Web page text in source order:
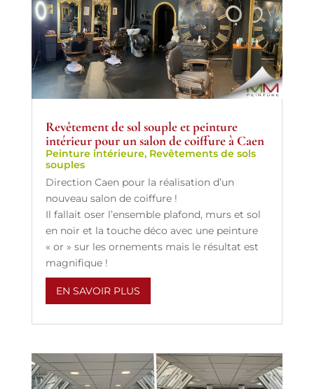
Revêtement de sol souple et peinture
intérieur pour un salon de coiffure à Caen
Peinture intérieure, Revêtements de sols
souples
Direction Caen pour la réalisation d’un
nouveau salon de coiffure !
Il fallait oser l’ensemble plafond, murs et sol
en noir et la touche déco avec une peinture
« or » sur les ornements mais le résultat est
magnifique !
EN SAVOIR PLUS